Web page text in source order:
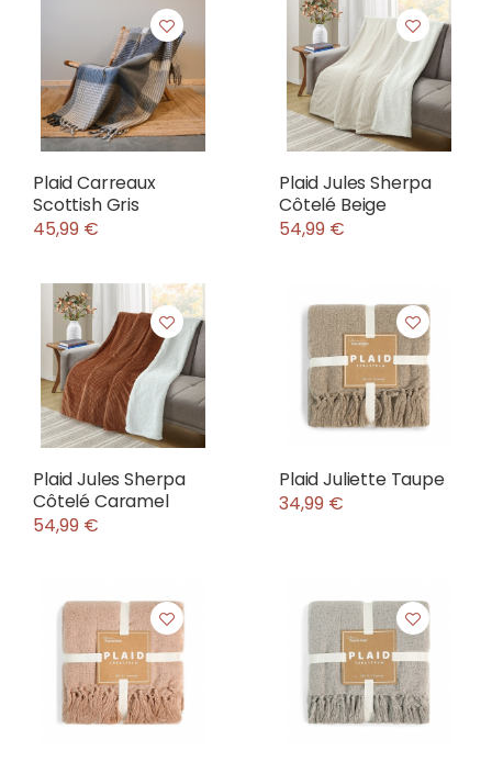
Plaid Carreaux
Scottish Gris
45,99 €
Plaid Jules Sherpa
Côtelé Beige
54,99 €
Plaid Jules Sherpa
Côtelé Caramel
54,99 €
Plaid Juliette Taupe
34,99 €